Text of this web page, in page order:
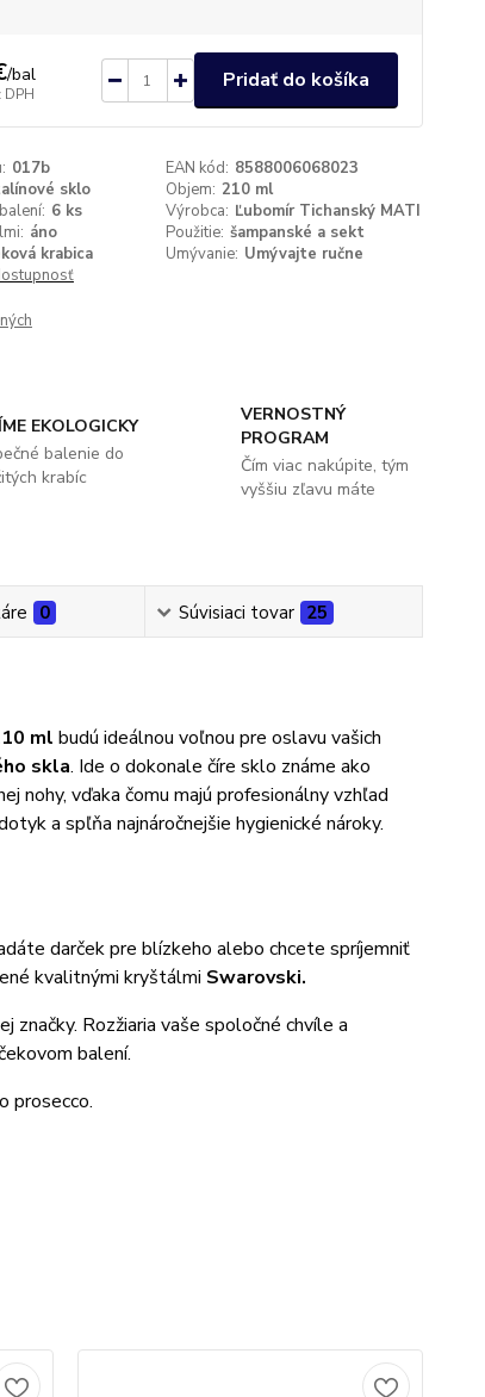
/bal
DPH
Pridať do košíka
017b EAN kód: 8588006068023
sklo Objem: 210 ml
6 ks Výrobca: Ľubomír Tichanský MATI
áno Použitie: šampanské a sekt
krabica Umývanie: Umývajte ručne
EKOLOGICKY
balenie do
krabíc
VERNOSTNÝ
PROGRAM
Čím viac nakúpite, tým
vyššiu zľavu máte
0 Súvisiaci tovar 25
ml budú ideálnou voľnou pre oslavu vašich
skla. Ide o dokonale číre sklo známe ako
nohy, vďaka čomu majú profesionálny vzhľad
a spľňa najnáročnejšie hygienické nároky.
darček pre blízkeho alebo chcete spríjemniť
kvalitnými kryštálmi Swarovski.
značky. Rozžiaria vaše spoločné chvíle a
balení.
prosecco.